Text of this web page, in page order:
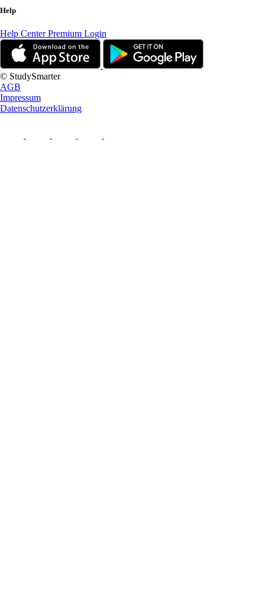
Help
Help CenterPremium Login
© StudySmarter
AGB
Impressum
Datenschutzerklärung